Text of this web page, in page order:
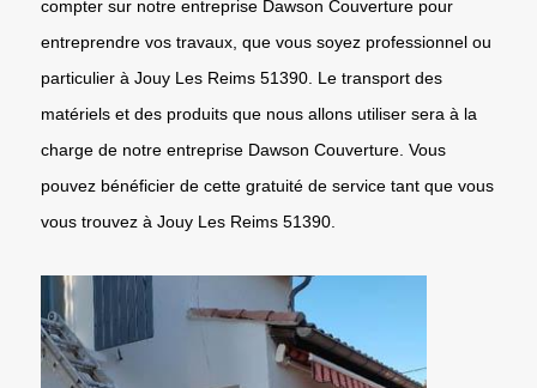
compter sur notre entreprise Dawson Couverture pour
entreprendre vos travaux, que vous soyez professionnel ou
particulier à Jouy Les Reims 51390. Le transport des
matériels et des produits que nous allons utiliser sera à la
charge de notre entreprise Dawson Couverture. Vous
pouvez bénéficier de cette gratuité de service tant que vous
vous trouvez à Jouy Les Reims 51390.